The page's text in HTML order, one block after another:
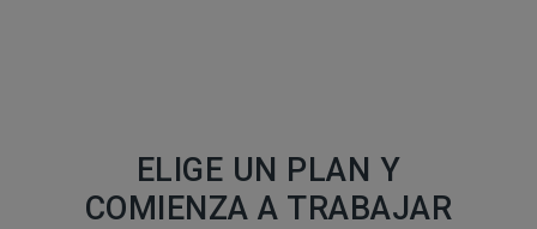
ELIGE UN PLAN Y
COMIENZA A TRABAJAR